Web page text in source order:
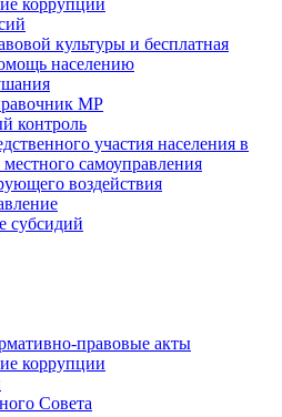
коррупции
культуры и бесплатная
населению
МР
контроль
участия населения в
самоуправления
воздействия
субсидий
правовые акты
коррупции
Совета